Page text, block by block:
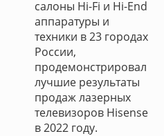
салоны Hi-Fi и Hi-End
аппаратуры и
техники в 23 городах
России,
продемонстрировал
лучшие результаты
продаж лазерных
телевизоров Hisense
в 2022 году.